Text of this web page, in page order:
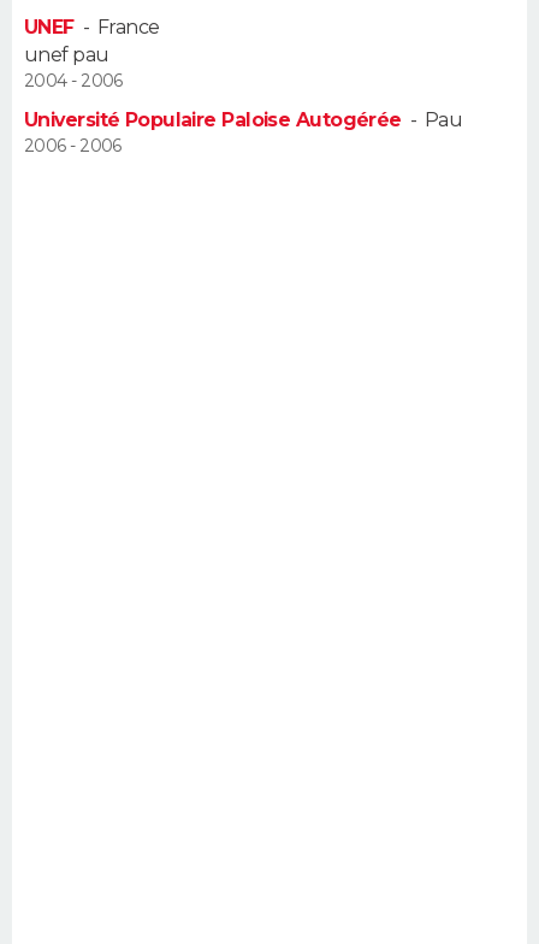
UNEF- France
unef pau
2004 - 2006
Université Populaire Paloise Autogérée - Pau
2006 - 2006